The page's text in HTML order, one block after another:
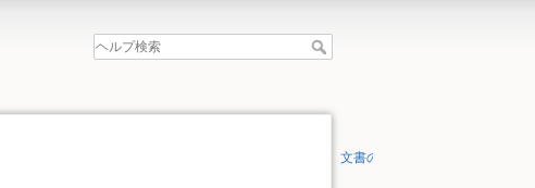
文書の先頭へ